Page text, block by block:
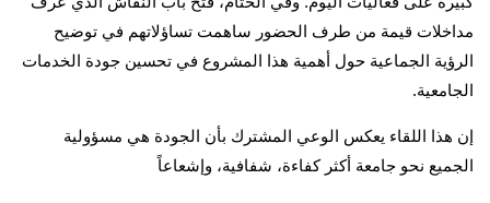
مداخلات قيمة من طرف الحضور ساهمت تساؤلاتهم في توضيح
الرؤية الجماعية حول أهمية هذا المشروع في تحسين جودة الخدمات
الجامعية.
إن هذا اللقاء يعكس الوعي المشترك بأن الجودة هي مسؤولية
الجميع نحو جامعة أكثر كفاءة، شفافية، وإشعاعاً